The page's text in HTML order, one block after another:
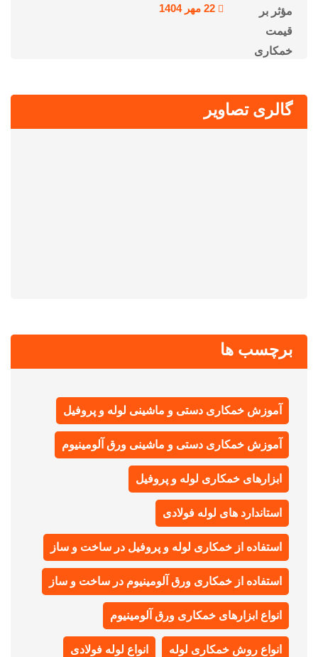
22 مهر 1404
گالری تصاویر
برچسب ها
آموزش خمکاری دستی و ماشینی لوله و پروفیل
آموزش خمکاری دستی و ماشینی ورق آلومینیوم
ابزارهای خمکاری لوله و پروفیل
استاندارد های لوله فولادی
استفاده از خمکاری لوله و پروفیل در ساخت و ساز
استفاده از خمکاری ورق آلومینیوم در ساخت و ساز
انواع ابزارهای خمکاری ورق آلومینیوم
انواع روش خمکاری لوله انواع لوله فولادی